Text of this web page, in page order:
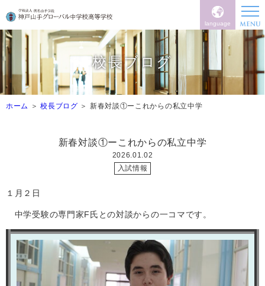
language
校長ブログ
ホーム 校長ブログ 新春対談①ーこれからの私立中学
新春対談①ーこれからの私立中学
2026.01.02
入試情報
１月２日
中学受験の専門家F氏との対談からの一コマです。